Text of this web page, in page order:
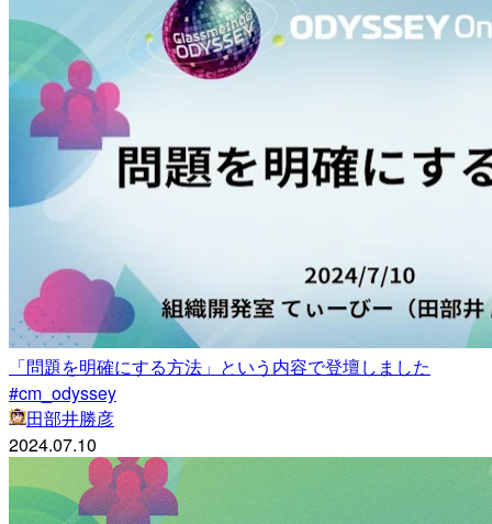
「問題を明確にする方法」という内容で登壇しました
#cm_odyssey
田部井勝彦
2024.07.10